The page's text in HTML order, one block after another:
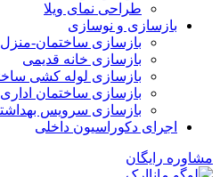
طراحی نمای ویلا
بازسازی و نوسازی
بازسازی ساختمان-منزل
بازسازی خانه قدیمی
بازسازی لوله کشی
بازسازی ساختمان اداری
بازسازی سرویس
اجرای دکوراسیون داخلی
مشاوره رایگان